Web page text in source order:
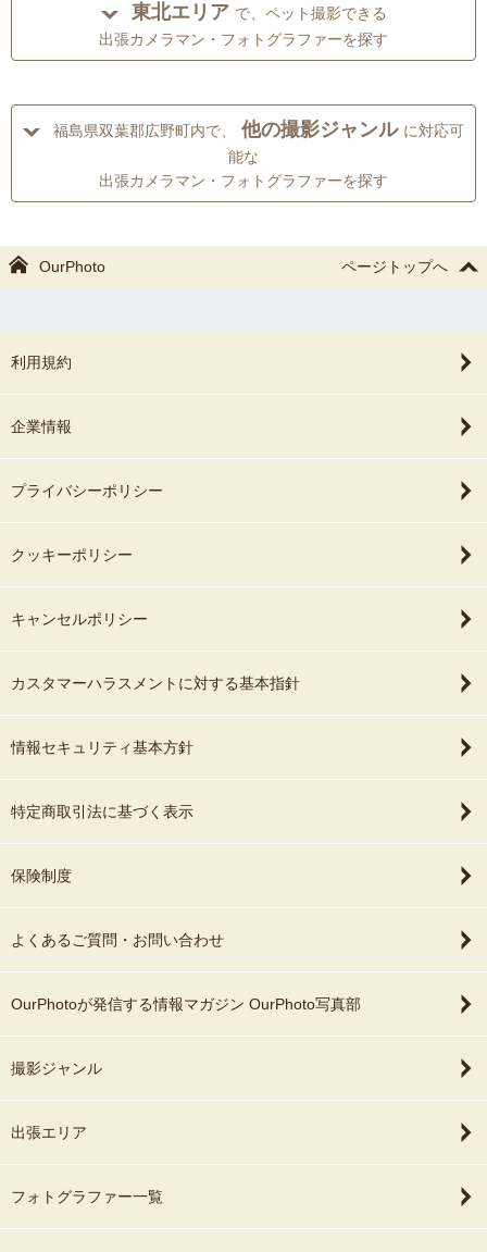
東北エリア で、ペット撮影できる
出張カメラマン・フォトグラファーを探す
福島県双葉郡広野町内で、 他の撮影ジャンル に対応可
能な
出張カメラマン・フォトグラファーを探す
OurPhoto ページトップへ
利用規約
企業情報
プライバシーポリシー
クッキーポリシー
キャンセルポリシー
カスタマーハラスメントに対する基本指針
情報セキュリティ基本方針
特定商取引法に基づく表示
保険制度
よくあるご質問・お問い合わせ
OurPhotoが発信する情報マガジン OurPhoto写真部
撮影ジャンル
出張エリア
フォトグラファー一覧